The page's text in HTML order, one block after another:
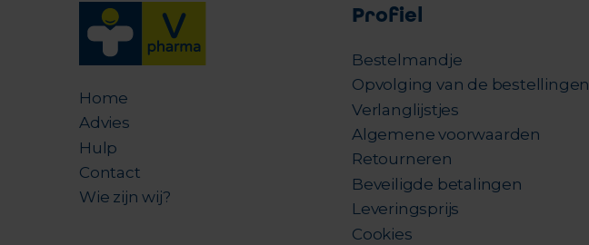
Home
Advies
Hulp
Contact
Wie zijn wij?
Profiel
Bestelmandje
Opvolging van de bestellingen
Verlanglijstjes
Algemene voorwaarden
Retourneren
Beveiligde betalingen
Leveringsprijs
Cookies